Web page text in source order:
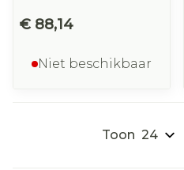
€ 88,14
Niet beschikbaar
Toon